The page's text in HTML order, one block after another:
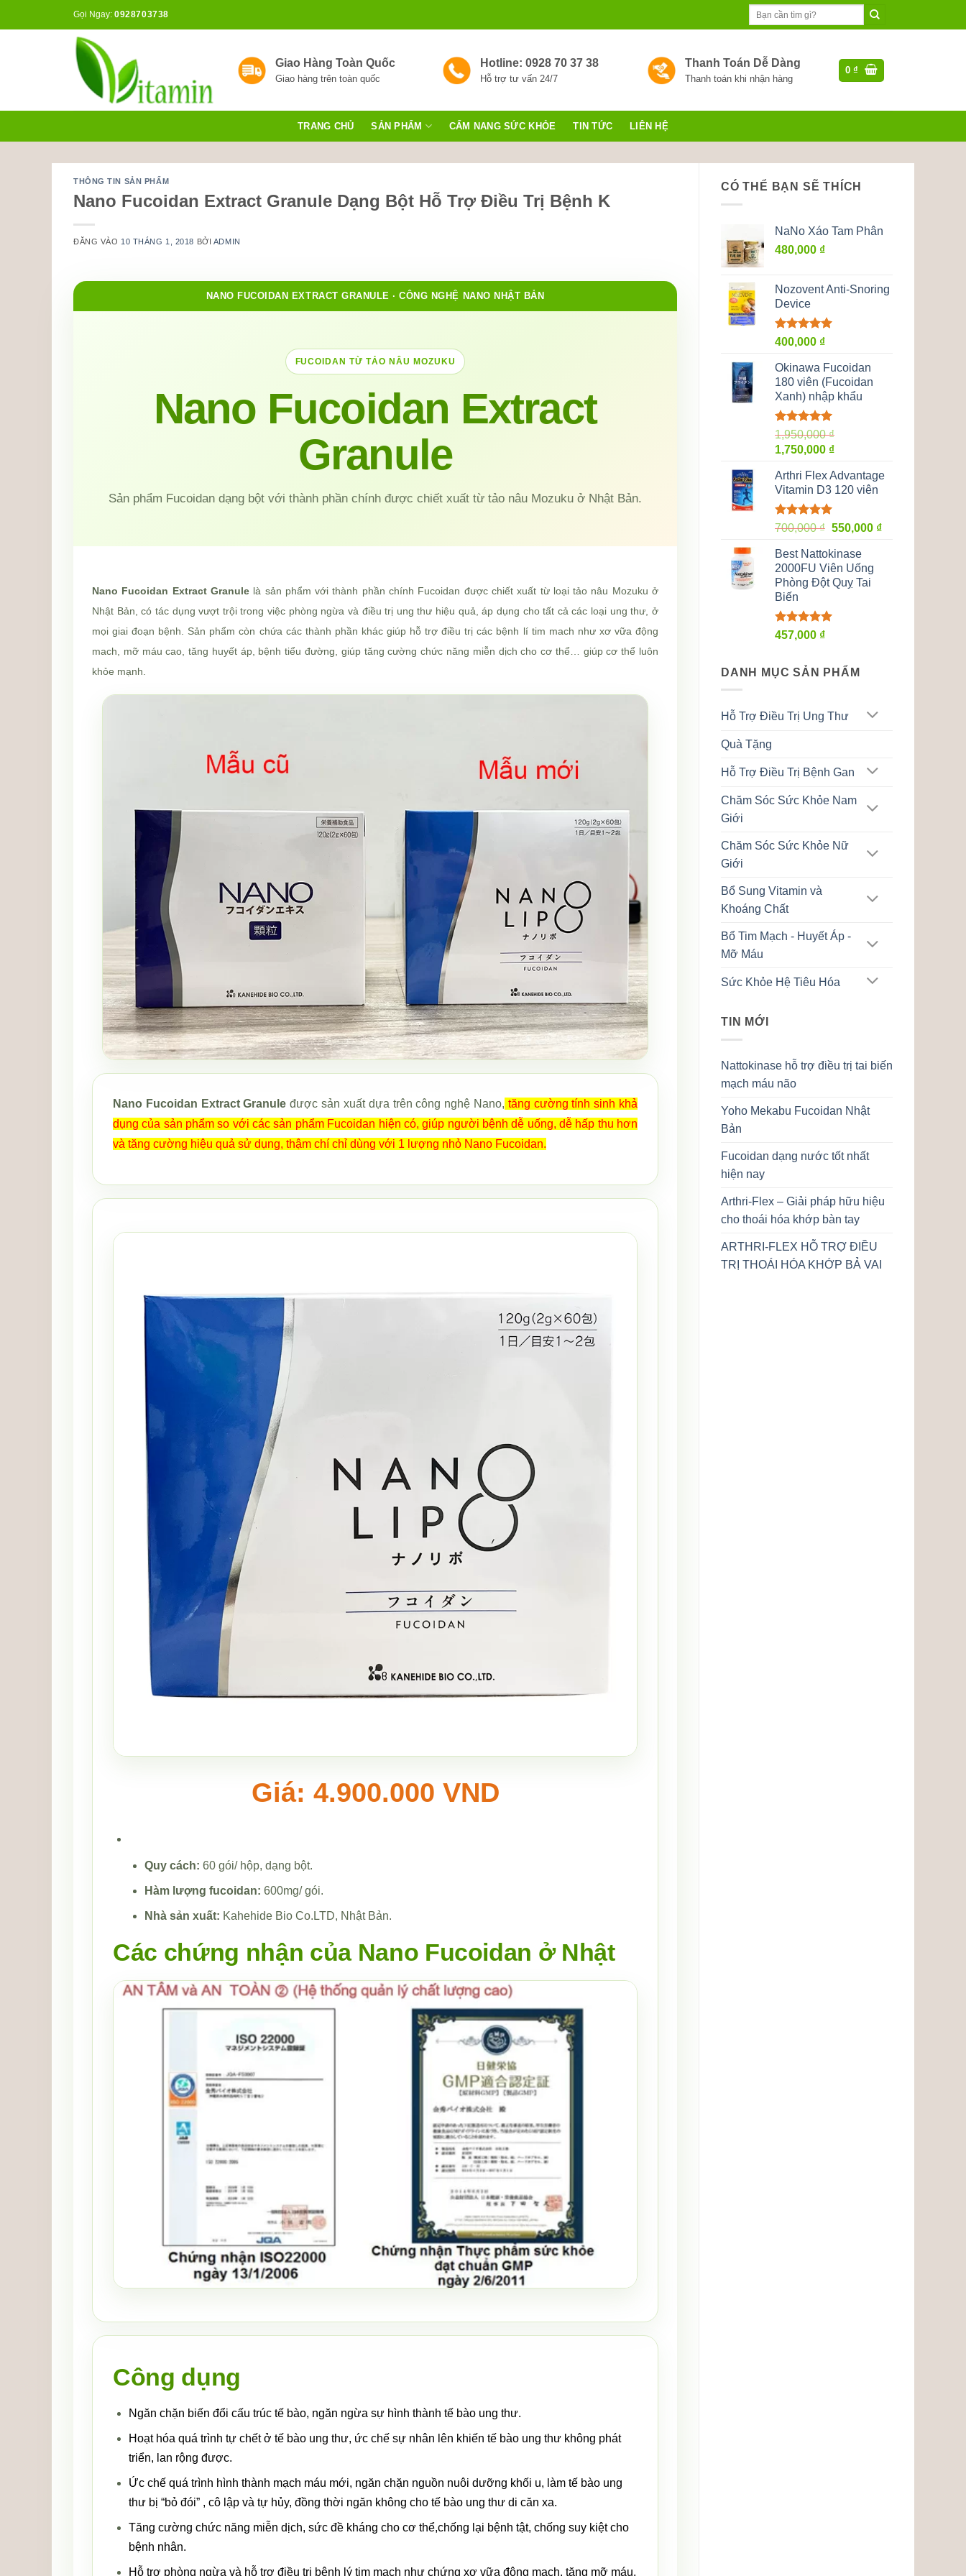
Gọi Ngay: 0928703738
kiếm:
Giao Hàng Toàn Quốc
Giao hàng trên toàn quốc
Hotline: 0928 70 37 38
Hỗ trợ tư vấn 24/7
Thanh Toán Dễ Dàng
Thanh toán khi nhận hàng
0₫
TRANG CHỦ SẢN PHẨM CẨM NANG SỨC KHỎE TIN TỨC LIÊN HỆ
THÔNG TIN SẢN PHẨM
Nano Fucoidan Extract Granule Dạng Bột Hỗ Trợ Điều Trị Bệnh K
ĐĂNG VÀO 10 THÁNG 1, 2018 BỞI ADMIN
NANO FUCOIDAN EXTRACT GRANULE · CÔNG NGHỆ NANO NHẬT BẢN
FUCOIDAN TỪ TẢO NÂU MOZUKU
Nano Fucoidan Extract
Granule
Sản phẩm Fucoidan dạng bột với thành phần chính được chiết xuất từ tảo nâu Mozuku ở Nhật Bản.
Nano Fucoidan Extract Granulelà sản phẩm với thành phần chính Fucoidan được chiết xuất từ loại tảo nâu Mozuku ở
Nhật Bản, có tác dụng vượt trội trong việc phòng ngừa và điều trị ung thư hiệu quả, áp dụng cho tất cả các loại ung thư, ở
mọi giai đoạn bệnh. Sản phẩm còn chứa các thành phần khác giúp hỗ trợ điều trị các bệnh lí tim mach như xơ vữa động
mach, mỡ máu cao, tăng huyết áp, bệnh tiểu đường, giúp tăng cường chức năng miễn dịch cho cơ thể… giúp cơ thể luôn
khỏe mạnh.
Nano Fucoidan Extract Granule được sản xuất dựa trên công nghệ Nano, tăng cường tính sinh khả
dụng của sản phẩm so với các sản phẩm Fucoidan hiện có, giúp người bệnh dễ uống, dễ hấp thu hơn
và tăng cường hiệu quả sử dụng, thậm chí chỉ dùng với 1 lượng nhỏ Nano Fucoidan.
Giá: 4.900.000 VND
Quy cách: 60 gói/ hộp, dạng bột.
Hàm lượng fucoidan: 600mg/ gói.
Nhà sản xuất: Kahehide Bio Co.LTD, Nhật Bản.
Các chứng nhận của Nano Fucoidan ở Nhật
Công dụng
Ngăn chặn biến đổi cấu trúc tế bào, ngăn ngừa sự hình thành tế bào ung thư.
Hoạt hóa quá trình tự chết ở tế bào ung thư, ức chế sự nhân lên khiến tế bào ung thư không phát
triển, lan rộng được.
Ức chế quá trình hình thành mạch máu mới, ngăn chặn nguồn nuôi dưỡng khối u, làm tế bào ung
thư bị “bỏ đói” , cô lập và tự hủy, đồng thời ngăn không cho tế bào ung thư di căn xa.
Tăng cường chức năng miễn dịch, sức đề kháng cho cơ thể,chống lại bệnh tật, chống suy kiệt cho
bệnh nhân.
Hỗ trợ phòng ngừa và hỗ trợ điều trị bệnh lý tim mạch như chứng xơ vữa động mạch, tăng mỡ máu,
CÓ THỂ BẠN SẼ THÍCH
NaNo Xáo Tam Phân
480,000 ₫
Nozovent Anti-Snoring
Device
Được xếp
hạng
5 sao
400,000 ₫
Okinawa Fucoidan
180 viên (Fucoidan
Xanh) nhập khẩu
Được xếp
hạng5.00
5 sao
1,950,000₫
Giá
là:
1,950,000 ₫.
1,750,000 ₫Giá
tại
là:
Arthri Flex Advantage
Vitamin D3 120 viên
Được xếp
hạng
5 sao
700,000₫ Giá
là:
700,000 ₫.
550,000 ₫Giá
Best Nattokinase
2000FU Viên Uống
Phòng Đột Quỵ Tai
Biến
Được xếp
hạng
457,000 ₫
DANH MỤC SẢN PHẨM
Hỗ Trợ Điều Trị Ung Thư
Quà Tặng
Hỗ Trợ Điều Trị Bệnh Gan
Chăm Sóc Sức Khỏe Nam
Giới
Chăm Sóc Sức Khỏe Nữ
Giới
Bổ Sung Vitamin và
Khoáng Chất
Bổ Tim Mạch - Huyết Áp -
Mỡ Máu
Sức Khỏe Hệ Tiêu Hóa
TIN MỚI
Nattokinase hỗ trợ điều trị tai biến
mạch máu não
Yoho Mekabu Fucoidan Nhật
Bản
Fucoidan dạng nước tốt nhất
hiện nay
Arthri-Flex – Giải pháp hữu hiệu
cho thoái hóa khớp bàn tay
ARTHRI-FLEX HỖ TRỢ ĐIỀU
TRỊ THOÁI HÓA KHỚP BẢ VAI